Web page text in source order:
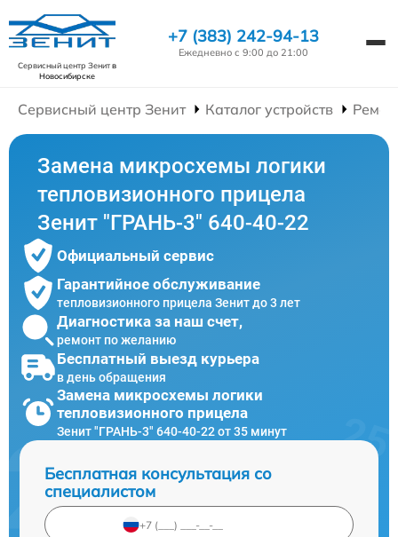
Сервисный центр Зенитв
Новосибирске
+7 (383) 242-94-13
Ежедневно с 9:00 до 21:00
Сервисный центр Зенит Каталог устройств
Замена микросхемы логики
тепловизионного прицела
Зенит "ГРАНЬ-3" 640-40-22
Официальный сервис
Гарантийное обслуживание
тепловизионного прицела Зенит до 3 лет
Диагностика за наш счет,
ремонт по желанию
Бесплатный выезд курьера
в день обращения
Замена микросхемы логики
тепловизионного прицела
Зенит "ГРАНЬ-3" 640-40-22 от 35 минут
Бесплатная консультация со
специалистом